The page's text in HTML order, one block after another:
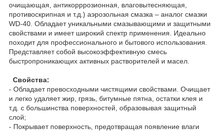
очищающая, антикорррозионная, влаговытесняющая,
противоскрипная и т.д.) аэрозольная смазка – аналог смазки
WD-40. Обладает уникальными смазывающими и защитными
свойствами и имеет широкий спектр применения. Идеально
походит для профессионального и бытового использования.
Представляет собой высокоэффективную смесь
быстропроникающих активных растворителей и масел.
Свойства:
- Обладает превосходными чистящими свойствами. Очищает
и легко удаляет жир, грязь, битумные пятна, остатки клея и
т.д. с большинства поверхностей, образовывая защитный
слой;
- Покрывает поверхность, предотвращая появление влаги